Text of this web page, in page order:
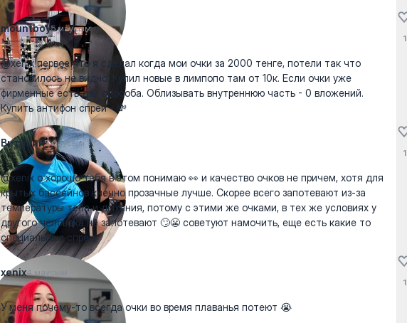
mountboy5 маусым
@xenix первое что я сделал когда мои очки за 2000 тенге, потели так что
становилось не видно. Купил новые в лимпопо там от 10к. Если очки уже
фирменные есть два способа. Облизывать внутреннюю часть - 0 вложений.
Купить антифон спрей - 💸
1
Виталий5 маусым
@xenix о хорошо тебя в этом понимаю 👀 и качество очков не причем, хотя для
крытых бассейнов кнечно прозачные лучше. Скорее всего запотевают из-за
температуры тела и дыхания, потому с этими же очками, в тех же условиях у
другого человека не запотевают 🙄😬 советуют намочить, еще есть какие то
специальные спреи
1
xenix4 маусым
У меня почему-то всегда очки во время плаванья потеют 😭
1